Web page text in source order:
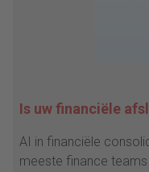
Is uw financiële
AI in financiële
meeste finance